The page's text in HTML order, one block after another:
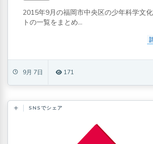
2015年9月の福岡市中央区の少年科学文
トの一覧をまとめ...
9月 7日 171
SNSでシェア